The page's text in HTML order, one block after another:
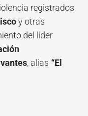
registrados
y otras
del líder
, alias “El